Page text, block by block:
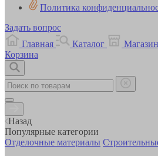
Политика
Задать вопрос
Главная
Каталог
Корзина
Назад
Популярные категории
Отделочные материалы